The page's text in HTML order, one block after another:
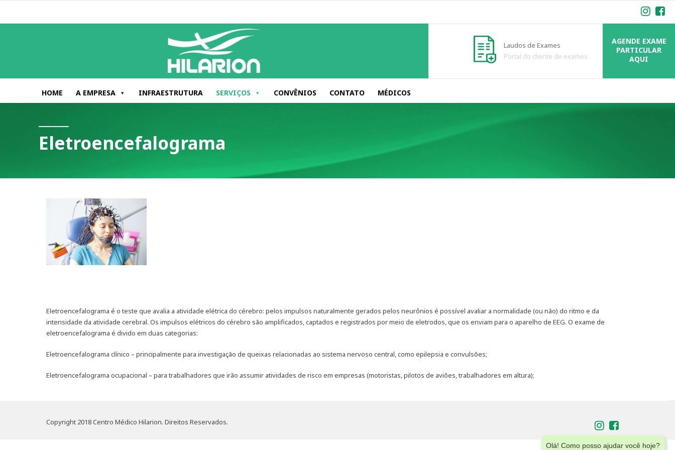
Laudos de Exames
Portal do cliente de exames
AGENDE EXAME
PARTICULAR
AQUI
HOME A EMPRESA INFRAESTRUTURA SERVIÇOS CONVÊNIOS CONTATO MÉDICOS
Olá! Como posso ajudar você hoje?
Eletroencefalograma
Eletroencefalograma é o teste que avalia a atividade elétrica do cérebro: pelos impulsos naturalmente gerados pelos neurônios é possível avaliar a normalidade (ou não) do ritmo e da
intensidade da atividade cerebral. Os impulsos elétricos do cérebro são amplificados, captados e registrados por meio de eletrodos, que os enviam para o aparelho de EEG. O exame de
eletroencefalograma é divido em duas categorias:
Eletroencefalograma clínico – principalmente para investigação de queixas relacionadas ao sistema nervoso central, como epilepsia e convulsões;
Eletroencefalograma ocupacional – para trabalhadores que irão assumir atividades de risco em empresas (motoristas, pilotos de aviões, trabalhadores em altura);
Copyright 2018 Centro Médico Hilarion. Direitos Reservados.